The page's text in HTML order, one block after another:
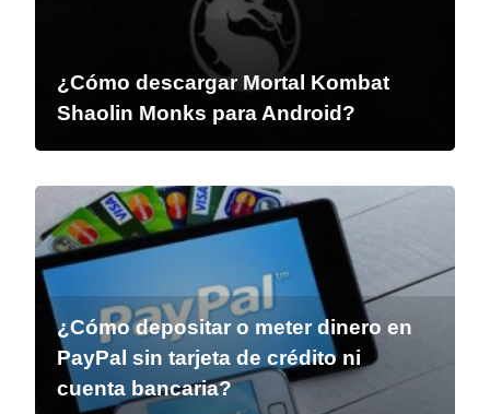
¿Cómo descargar Mortal Kombat
Shaolin Monks para Android?
¿Cómo depositar o meter dinero en
PayPal sin tarjeta de crédito ni
cuenta bancaria?